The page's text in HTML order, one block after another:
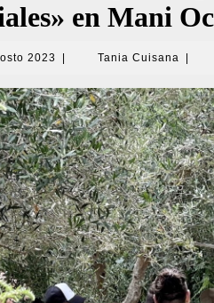
en Mani
2023 14.
2023
Tania Cuisana Tania